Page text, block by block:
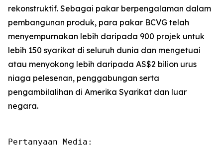
rekonstruktif. Sebagai pakar berpengalaman dalam
pembangunan produk, para pakar BCVG telah
menyempurnakan lebih daripada 900 projek untuk
lebih 150 syarikat di seluruh dunia dan mengetuai
atau menyokong lebih daripada AS$2 bilion urus
niaga pelesenan, penggabungan serta
pengambilalihan di Amerika Syarikat dan luar
negara.
Pertanyaan Media: